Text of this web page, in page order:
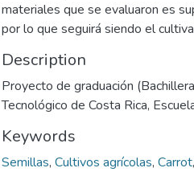
materiales que se evaluaron es
por lo que seguirá siendo el
Description
Proyecto de graduación
Tecnológico de Costa Rica,
Keywords
Semillas, Cultivos agrícolas, Carrot,